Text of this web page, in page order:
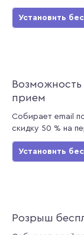
Установить
Возможность
прием
Собирает email
скидку 50 % на
Установить
Розрыш